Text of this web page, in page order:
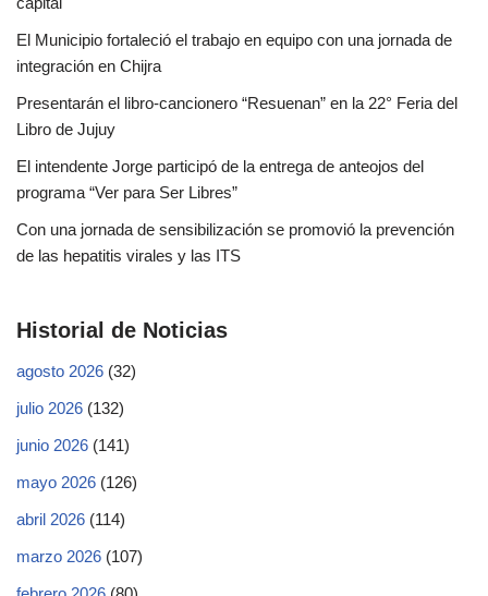
El Municipio fortaleció el trabajo en equipo con una jornada de
integración en Chijra
Presentarán el libro-cancionero “Resuenan” en la 22° Feria del
Libro de Jujuy
El intendente Jorge participó de la entrega de anteojos del
programa “Ver para Ser Libres”
Con una jornada de sensibilización se promovió la prevención
de las hepatitis virales y las ITS
Historial de Noticias
agosto 2026 (32)
julio 2026 (132)
junio 2026 (141)
mayo 2026 (126)
abril 2026 (114)
marzo 2026 (107)